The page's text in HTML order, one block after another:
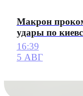
Макрон
удары по
16:39
5 АВГ